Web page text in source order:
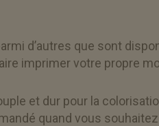
d’autres que sont
imprimer votre propre
et dur pour la
quand vous